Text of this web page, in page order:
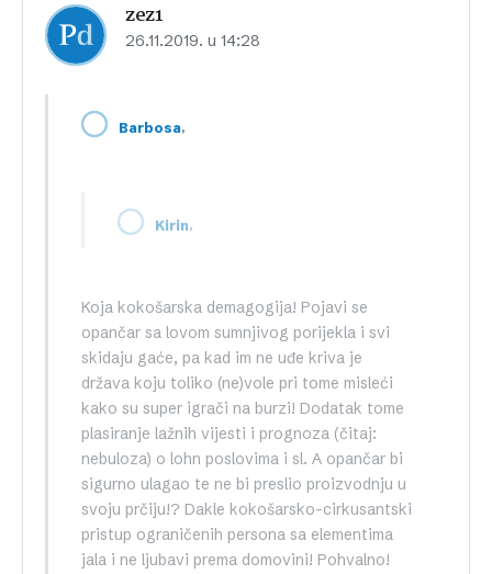
zez1
26.11.2019. u 14:28
Barbosa,
Kirin,
Koja kokošarska demagogija! Pojavi se
opančar sa lovom sumnjivog porijekla i svi
skidaju gaće, pa kad im ne uđe kriva je
država koju toliko (ne)vole pri tome misleći
kako su super igrači na burzi! Dodatak tome
plasiranje lažnih vijesti i prognoza (čitaj:
nebuloza) o lohn poslovima i sl. A opančar bi
sigurno ulagao te ne bi preslio proizvodnju u
svoju prčiju!? Dakle kokošarsko-cirkusantski
pristup ograničenih persona sa elementima
jala i ne ljubavi prema domovini! Pohvalno!